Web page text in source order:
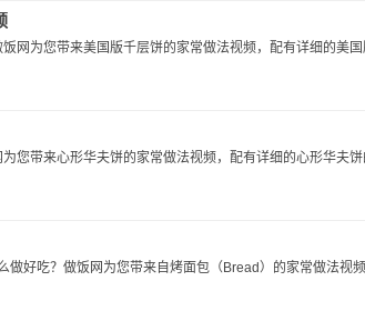
网为您带来美国版千层饼的家常做法视频，配有详细的美
您带来心形华夫饼的家常做法视频，配有详细的心形华夫
好吃？做饭网为您带来自烤面包（Bread）的家常做法视